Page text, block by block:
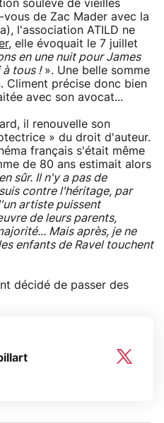
soulève de vieilles
de Zac Mader avec la
l'association ATILD ne
, elle évoquait le 7 juillet
en une nuit pour James
à tous !». Une belle somme
Climent précise donc bien
avec son avocat...
il renouvelle son
» du droit d'auteur.
français s'était même
de 80 ans estimait alors
sûr. Il n'y a pas de
contre l'héritage, par
artiste puissent
de leurs parents,
Mais après, je ne
enfants de Ravel touchent
décidé de passer des